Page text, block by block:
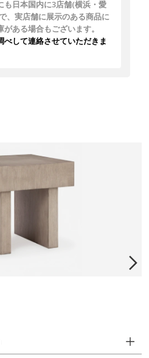
も日本国内に3店舗(横浜・愛
、実店舗に展示のある商品に
ある場合もございます。
べして連絡させていただきま